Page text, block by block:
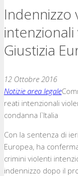
Indennizzo
Giustizia
12 Ottobre 2016
Notizie area legale
reati intenzionali
condanna l`Italia
Con la sentenza di
Europea, ha
crimini violenti
indennizzo dopo il